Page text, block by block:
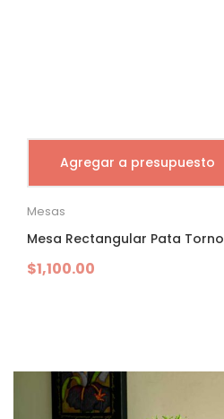
Agregar a presupuesto
Mesas
Mesa Rectangular Pata Torno
$1,100.00